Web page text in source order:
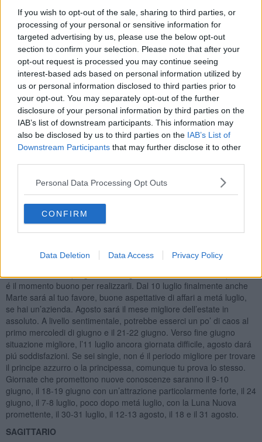
If you wish to opt-out of the sale, sharing to third parties, or
processing of your personal or sensitive information for
targeted advertising by us, please use the below opt-out
section to confirm your selection. Please note that after your
opt-out request is processed you may continue seeing
interest-based ads based on personal information utilized by
us or personal information disclosed to third parties prior to
your opt-out. You may separately opt-out of the further
disclosure of your personal information by third parties on the
IAB’s list of downstream participants. This information may
also be disclosed by us to third parties on the IAB’s List of
Downstream Participants that may further disclose it to other
Personal Data Processing Opt Outs
CONFIRM
Data Deletion Data Access Privacy Policy
troppo lontano. A livello della vita sentimentale, per il lungo
passaggio di Venere in Leone per tutta l’estate ci sará armonia e
benessere con il tuo partner e in famiglia. Eventuali progetti
possono essere realizzati con facilitá. Se sei single, sarai
comunque piú socievole del solito, uscirai di piú con i tuoi amici. Se
cerchi l’anima gemella, puoi stare certo, che troverai la persona
giusta. Le giornate piú probabili che esso accada, saranno l’8, il 12,
il 16, il 21-22 giugno, il 5-6 luglio, metá luglio, i primi giorni di
agosto, Ferragosto e il 20 agosto.
SCORPIONE
Il mese di giugno parte con aspettative positive, i buoni aspetti di
essere le tue carte vincenti. Alla festa del 2 giugno ci potrebbe
essere un po’ di tensione, che potresti percepire con il contatto con
gli altri, c’e possibilitádi litigio. Nel tuo lavoro ti ci vorrá molta
dedizione e sacrificio, giugno sará un periodo piú stressante del
solito. Specialmente i nativi di ottobre potrebbero risentire il transito
dei pianeti il 7 giugno e perdere le staffe. Dopo metá giugno sará
lavorativi che famigliari, che potrebbero andare in contrasto. Da
fine giugno finalmente Mercurio sará in buon aspetto per un paio di
é il momento buono per realizzarli. Dal 10 luglio finalmente anche
Marte sará al tuo favore, buone aspettative di affari a metá luglio,
se hai un’azienda. Agosto sará il mese migliore dell’estate in
assoluto. A livello sentimentale, potrebbe esserci un po’ di caos al
primo mercoledi di giugno e il 21-22 giugno. Verso fine giugno
situazione migliore, l’11 luglio ancora giornata difficile, agosto dará
piú soddisfazioni. Se sei single, non é il periodo migliore per trovare
il principe azzurro o la principessa, comunque tu prova lo stesso.
Giornate che promettono nuove conoscenze saranno il 9-10
giugno, il 18-19 giugno con un’attrazione particolarmente forte, il 24
giugno, il 7-8 luglio, poco dopo metá luglio, con la Luna Nuova
promettente, il 30-31 luglio, il 12-13 agosto, il 18 e il 31 agosto.
SAGITTARIO